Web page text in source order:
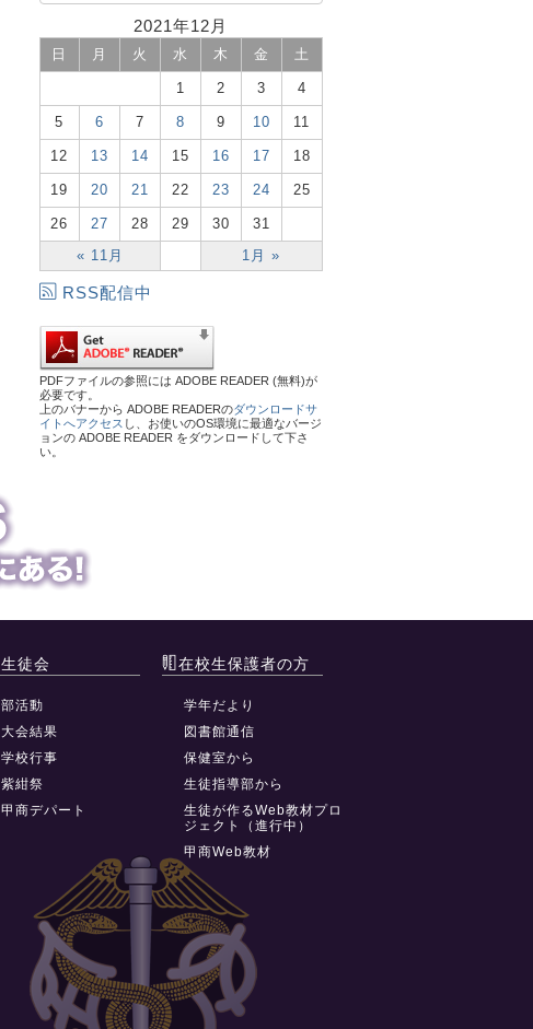
2021年12月
日 月 火 水 木 金 土
« 11月 1月 »
1 2 3 4
5 6 7 8 9 10 11
12 13 14 15 16 17 18
19 20 21 22 23 24 25
26 27 28 29 30 31
RSS配信中
PDFファイルの参照には ADOBE READER (無料)が
必要です。
上のバナーから ADOBE READERのダウンロードサ
イトへアクセス し、お使いのOS環境に最適なバージ
ョンの ADOBE READER をダウンロードして下さ
い。
生徒会
部活動
大会結果
学校行事
紫紺祭
甲商デパート
在校生保護者の方
学年だより
図書館通信
保健室から
生徒指導部から
生徒が作るWeb教材プロ
ジェクト（進行中）
甲商Web教材